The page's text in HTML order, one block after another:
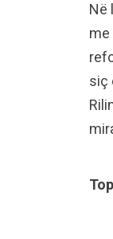
Në
me
siç